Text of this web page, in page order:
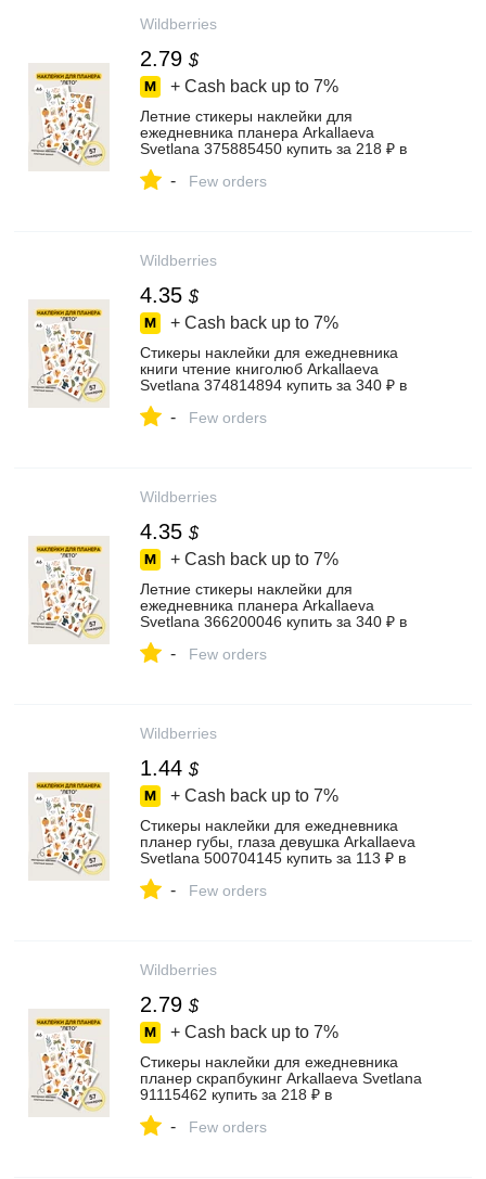
Wildberries
2.79 $
+ Cash back up to 7%
Летние стикеры наклейки для
ежедневника планера Arkallaeva
Svetlana 375885450 купить за 218 ₽ в
- Few orders
Wildberries
4.35 $
+ Cash back up to 7%
Стикеры наклейки для ежедневника
книги чтение книголюб Arkallaeva
Svetlana 374814894 купить за 340 ₽ в
- Few orders
Wildberries
4.35 $
+ Cash back up to 7%
Летние стикеры наклейки для
ежедневника планера Arkallaeva
Svetlana 366200046 купить за 340 ₽ в
- Few orders
Wildberries
1.44 $
+ Cash back up to 7%
Стикеры наклейки для ежедневника
планер губы, глаза девушка Arkallaeva
Svetlana 500704145 купить за 113 ₽ в
- Few orders
Wildberries
2.79 $
+ Cash back up to 7%
Стикеры наклейки для ежедневника
планер скрапбукинг Arkallaeva Svetlana
91115462 купить за 218 ₽ в
- Few orders